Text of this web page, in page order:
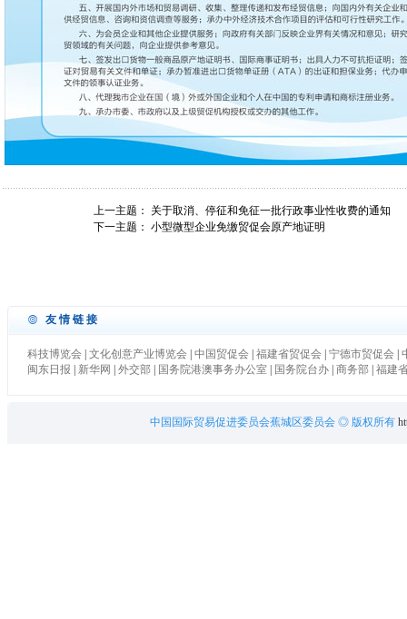
上一主题：
关于取消、停征和免征一批行政事业性收费的通知
下一主题： 小型微型企业免缴贸促会原产地证明
友情链接
科技博览会| 文化创意产业博览会| 中国贸促会| 福建省贸促会| 宁德市贸促会|
闽东日报
新华网 外交部| 国务院港澳事务办公室| 国务院台办| 商务部 福建
中国国际贸易促进委员会蕉城区委员会 ◎ 版权所有